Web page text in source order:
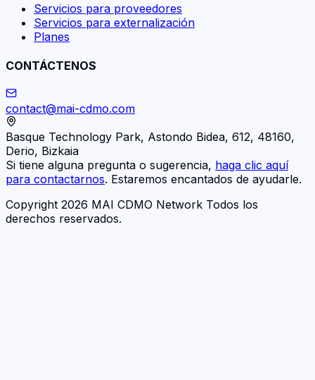
Servicios para proveedores
Servicios para externalización
Planes
CONTÁCTENOS
contact@mai-cdmo.com
Basque Technology Park, Astondo Bidea, 612, 48160,
Derio, Bizkaia
Si tiene alguna pregunta o sugerencia, haga clic aquí
para contactarnos. Estaremos encantados de ayudarle.
Copyright 2026 MAI CDMO Network Todos los
derechos reservados.